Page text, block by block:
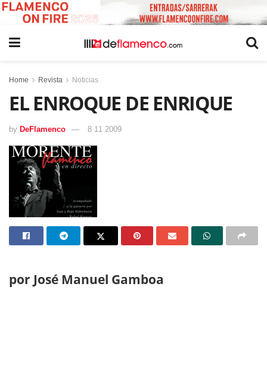
Home Revista Noticias
EL ENROQUE DE ENRIQUE
by DeFlamenco 8 11 2009
por José Manuel Gamboa